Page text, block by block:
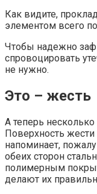
Как видите,
элементом всего
Чтобы надежно
спровоцировать
не нужно.
Это – жесть
А теперь
Поверхность
напоминает,
обеих сторон
полимерным
делают их